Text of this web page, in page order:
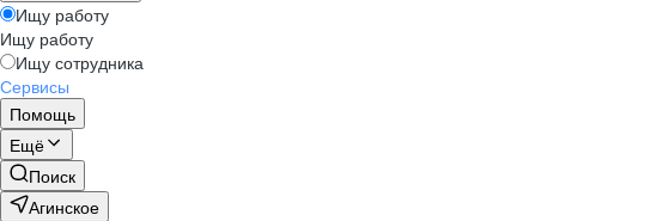
Ищу работу
Ищу работу
Ищу сотрудника
Сервисы
Помощь
Ещё
Поиск
Агинское